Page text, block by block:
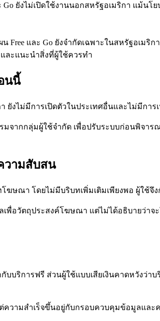
Go ยังไม่เปิดใช้งานนอกสหรัฐอเมริกา แม้
Free และ Go ยังจำกัดเฉพาะในสหรัฐอเม
ละแนะนำสิ่งที่ผู้ใช้ควรทำ
นนี้
ยังไม่มีการเปิดตัวในประเทศอื่นและไม่มีกา
จากกลุ่มผู้ใช้จำกัด เพื่อปรับระบบก่อนพิจา
วามสับสน
ฆษณา โดยไม่มีบริบทเพิ่มเติมเพียงพอ ผู้ใช้
อวัตถุประสงค์โฆษณา แต่ไม่ได้อธิบายว่าจ
บริการฟรี ส่วนผู้ใช้แบบเสียเงินคาดหวังว่
ความสำเร็จขึ้นอยู่กับกรอบควบคุมข้อมูลแล